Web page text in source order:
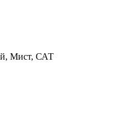
Мист, САТ